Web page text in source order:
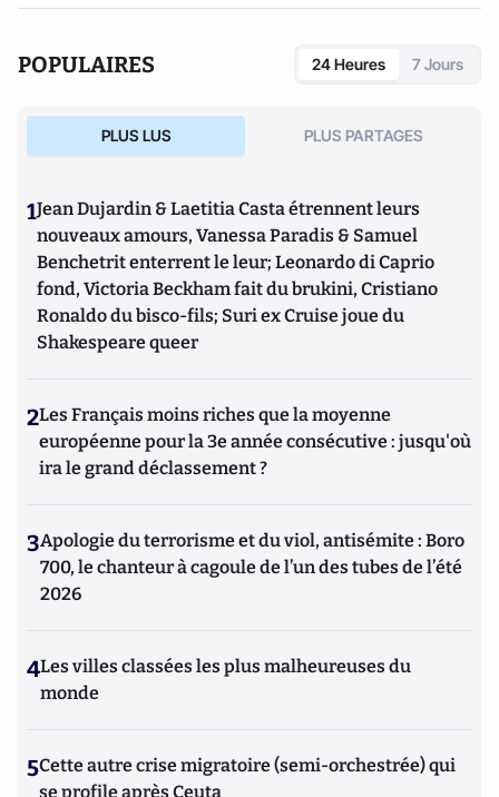
POPULAIRES 24 Heures 7 Jours
PLUS LUS PLUS PARTAGES
1Jean Dujardin & Laetitia Casta étrennent leurs
nouveaux amours, Vanessa Paradis & Samuel
Benchetrit enterrent le leur; Leonardo di Caprio
fond, Victoria Beckham fait du brukini, Cristiano
Ronaldo du bisco-fils; Suri ex Cruise joue du
Shakespeare queer
2Les Français moins riches que la moyenne
européenne pour la 3e année consécutive : jusqu'où
ira le grand déclassement ?
3Apologie du terrorisme et du viol, antisémite : Boro
700, le chanteur à cagoule de l’un des tubes de l’été
2026
4Les villes classées les plus malheureuses du
monde
5Cette autre crise migratoire (semi-orchestrée) qui
se profile après Ceuta